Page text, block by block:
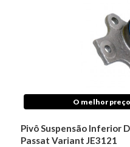
O melhor
Pivô Suspensão Inferior
Passat Variant JE3121